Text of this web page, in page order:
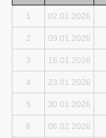
1 02.01.2026
2 09.01.2026
3 16.01.2026
4 23.01.2026
5 30.01.2026
6 06.02.2026